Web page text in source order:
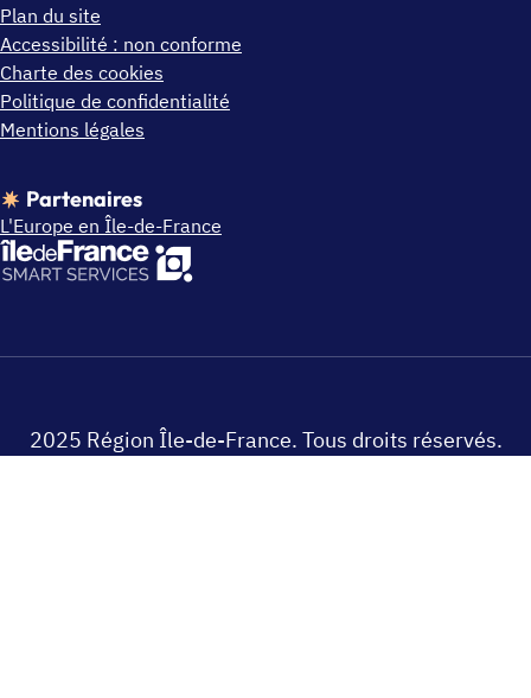
Plan du site
Accessibilité : non conforme
Charte des cookies
Politique de confidentialité
Mentions légales
Partenaires
L'Europe en Île-de-France
2025 Région Île-de-France. Tous droits réservés.